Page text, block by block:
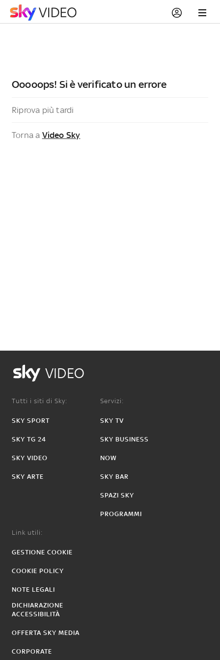
Ooooops! Si è verificato un errore
Riprova più tardi
Torna a Video Sky
VIDEO
Tutti i siti di Sky:
SKY SPORT
SKY TG 24
SKY VIDEO
SKY ARTE
Servizi:
SKY TV
SKY BUSINESS
NOW
SKY BAR
SPAZI SKY
PROGRAMMI
Link utili:
GESTIONE COOKIE
COOKIE POLICY
NOTE LEGALI
DICHIARAZIONE
ACCESSIBILITÀ
OFFERTA SKY MEDIA
CORPORATE